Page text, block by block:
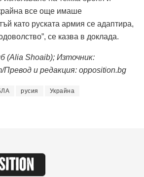
все още имаше
като руската армия се адаптира,
се казва в доклада.
(Alia Shoaib); Източник:
Превод и редакция: opposition.bg
русия Украйна